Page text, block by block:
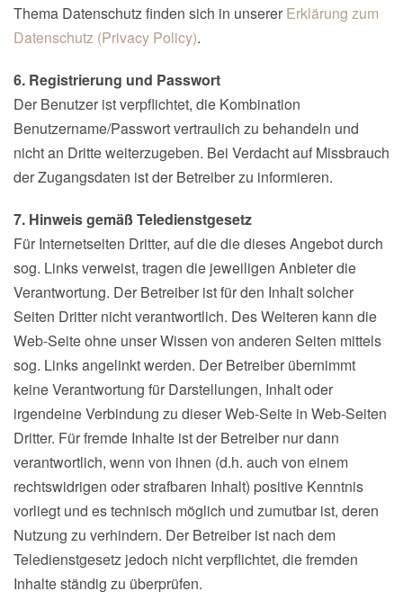
Thema Datenschutz finden sich in unserer Erklärung zum
Datenschutz (Privacy Policy).
6. Registrierung und Passwort
Der Benutzer ist verpflichtet, die Kombination
Benutzername/Passwort vertraulich zu behandeln und
nicht an Dritte weiterzugeben. Bei Verdacht auf Missbrauch
der Zugangsdaten ist der Betreiber zu informieren.
7. Hinweis gemäß Teledienstgesetz
Für Internetseiten Dritter, auf die die dieses Angebot durch
sog. Links verweist, tragen die jeweiligen Anbieter die
Verantwortung. Der Betreiber ist für den Inhalt solcher
Seiten Dritter nicht verantwortlich. Des Weiteren kann die
Web-Seite ohne unser Wissen von anderen Seiten mittels
sog. Links angelinkt werden. Der Betreiber übernimmt
keine Verantwortung für Darstellungen, Inhalt oder
irgendeine Verbindung zu dieser Web-Seite in Web-Seiten
Dritter. Für fremde Inhalte ist der Betreiber nur dann
verantwortlich, wenn von ihnen (d.h. auch von einem
rechtswidrigen oder strafbaren Inhalt) positive Kenntnis
vorliegt und es technisch möglich und zumutbar ist, deren
Nutzung zu verhindern. Der Betreiber ist nach dem
Teledienstgesetz jedoch nicht verpflichtet, die fremden
Inhalte ständig zu überprüfen.